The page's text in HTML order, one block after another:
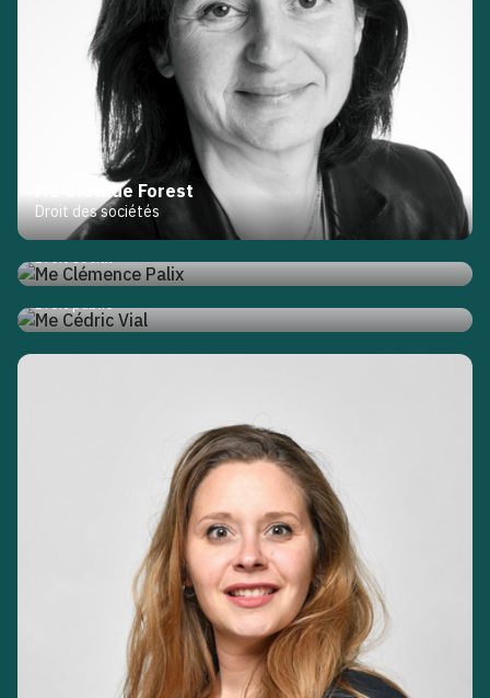
Me Clotilde Forest
Droit des sociétés
Me Clémence Palix
Droit social
Me Cédric Vial
Droit public